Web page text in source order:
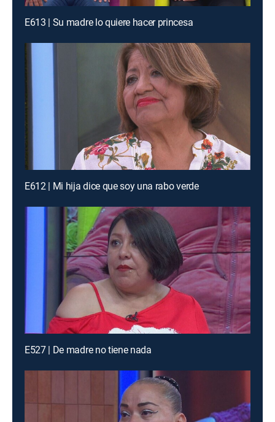
E613 | Su madre lo quiere hacer princesa
E612 | Mi hija dice que soy una rabo verde
E527 | De madre no tiene nada